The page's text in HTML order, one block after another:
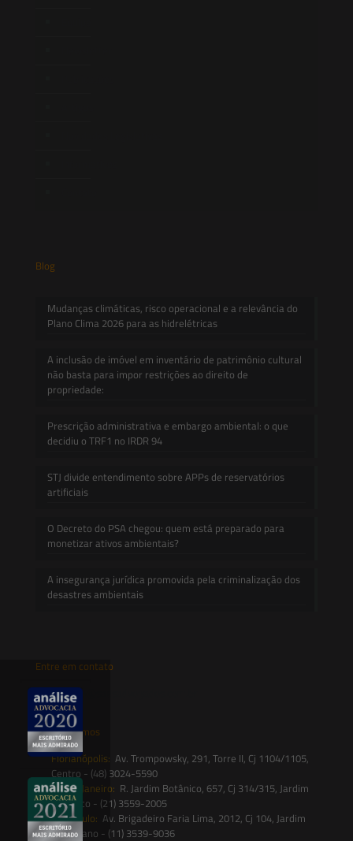
Blog
Mudanças climáticas, risco operacional e a relevância do
Plano Clima 2026 para as hidrelétricas
A inclusão de imóvel em inventário de patrimônio cultural
não basta para impor restrições ao direito de
propriedade:
Prescrição administrativa e embargo ambiental: o que
decidiu o TRF1 no IRDR 94
STJ divide entendimento sobre APPs de reservatórios
artificiais
O Decreto do PSA chegou: quem está preparado para
monetizar ativos ambientais?
A insegurança jurídica promovida pela criminalização dos
desastres ambientais
Entre em contato
contato@saesadvogados.com.br
Onde estamos
Florianópolis: Av. Trompowsky, 291, Torre II, Cj 1104/1105,
Centro - (48) 3024-5590
Rio de Janeiro: R. Jardim Botânico, 657, Cj 314/315, Jardim
Botânico - (21) 3559-2005
São Paulo: Av. Brigadeiro Faria Lima, 2012, Cj 104, Jardim
Paulistano - (11) 3539-9036